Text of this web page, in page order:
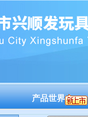
产品世界